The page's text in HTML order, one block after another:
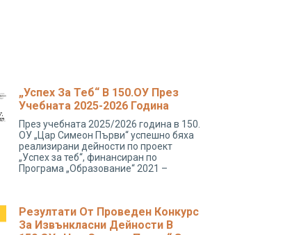
„Успех За Теб“ В 150.ОУ През
Учебната 2025-2026 Година
През учебната 2025/2026 година в 150.
ОУ „Цар Симеон Първи“ успешно бяха
реализирани дейности по проект
„Успех за теб“, финансиран по
Програма „Образование“ 2021 –
Резултати От Проведен Конкурс
За Извънкласни Дейности В